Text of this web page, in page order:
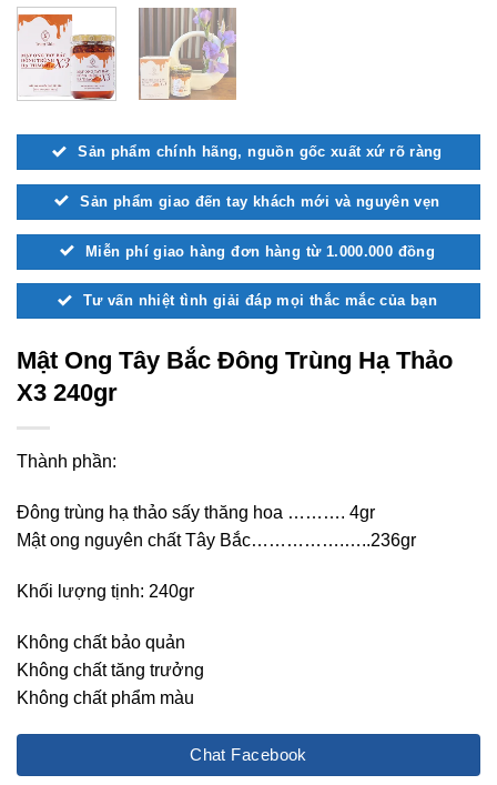
Sản phẩm chính hãng, nguồn gốc xuất xứ rõ ràng
Sản phẩm giao đến tay khách mới và nguyên vẹn
Miễn phí giao hàng đơn hàng từ 1.000.000 đồng
Tư vấn nhiệt tình giải đáp mọi thắc mắc của bạn
Mật Ong Tây Bắc Đông Trùng Hạ Thảo
X3 240gr
Thành phần:
Đông trùng hạ thảo sấy thăng hoa ………. 4gr
Mật ong nguyên chất Tây Bắc…………….…..236gr
Khối lượng tịnh: 240gr
Không chất bảo quản
Không chất tăng trưởng
Không chất phẩm màu
Chat Facebook